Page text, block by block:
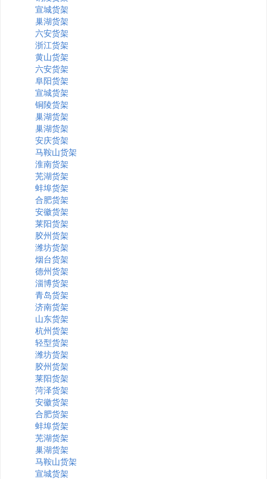
宣城货架
巢湖货架
六安货架
浙江货架
黄山货架
六安货架
阜阳货架
宣城货架
铜陵货架
巢湖货架
巢湖货架
安庆货架
马鞍山货架
淮南货架
芜湖货架
蚌埠货架
合肥货架
安徽货架
莱阳货架
胶州货架
潍坊货架
烟台货架
德州货架
淄博货架
青岛货架
济南货架
山东货架
杭州货架
轻型货架
潍坊货架
胶州货架
莱阳货架
菏泽货架
安徽货架
合肥货架
蚌埠货架
芜湖货架
巢湖货架
马鞍山货架
宣城货架